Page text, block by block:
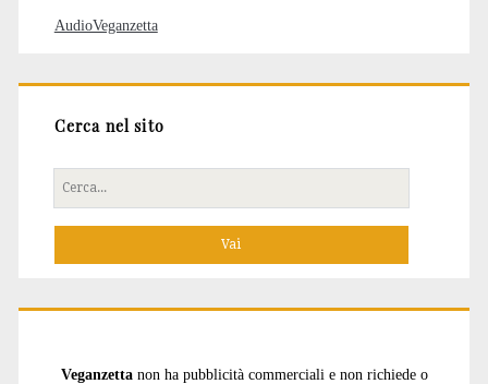
AudioVeganzetta
Cerca nel sito
Cerca
per:
Veganzetta non ha pubblicità commerciali e non richiede o